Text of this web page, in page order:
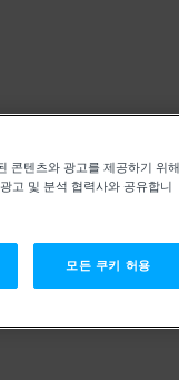
콘텐츠와 광고를 제공하기 위해
고 및 분석 협력사와 공유합니
모든 쿠키 허용